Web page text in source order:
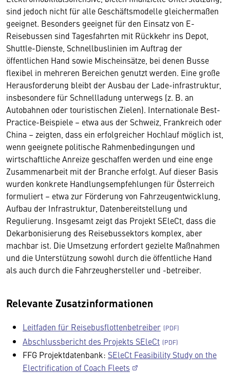
sind jedoch nicht für alle Geschäftsmodelle gleichermaßen
geeignet. Besonders geeignet für den Einsatz von E-
Reisebussen sind Tagesfahrten mit Rückkehr ins Depot,
Shuttle-Dienste, Schnellbuslinien im Auftrag der
öffentlichen Hand sowie Mischeinsätze, bei denen Busse
flexibel in mehreren Bereichen genutzt werden. Eine große
Herausforderung bleibt der Ausbau der Lade-infrastruktur,
insbesondere für Schnellladung unterwegs (z. B. an
Autobahnen oder touristischen Zielen). Internationale Best-
Practice-Beispiele – etwa aus der Schweiz, Frankreich oder
China – zeigten, dass ein erfolgreicher Hochlauf möglich ist,
wenn geeignete politische Rahmenbedingungen und
wirtschaftliche Anreize geschaffen werden und eine enge
Zusammenarbeit mit der Branche erfolgt. Auf dieser Basis
wurden konkrete Handlungsempfehlungen für Österreich
formuliert – etwa zur Förderung von Fahrzeugentwicklung,
Aufbau der Infrastruktur, Datenbereitstellung und
Regulierung. Insgesamt zeigt das Projekt SEleCt, dass die
Dekarbonisierung des Reisebussektors komplex, aber
machbar ist. Die Umsetzung erfordert gezielte Maßnahmen
und die Unterstützung sowohl durch die öffentliche Hand
als auch durch die Fahrzeughersteller und -betreiber.
Relevante Zusatzinformationen
Leitfaden für Reisebusflottenbetreiber
Abschlussbericht des Projekts SEleCt
FFG Projektdatenbank: SEleCt Feasibility Study on the
Electrification of Coach Fleets